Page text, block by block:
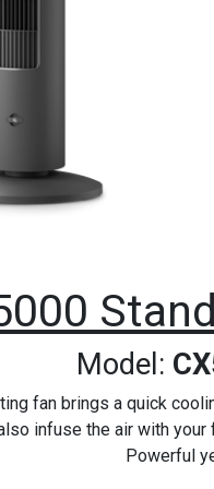
Model:
fan brings a quick
infuse the air with your
Powerful